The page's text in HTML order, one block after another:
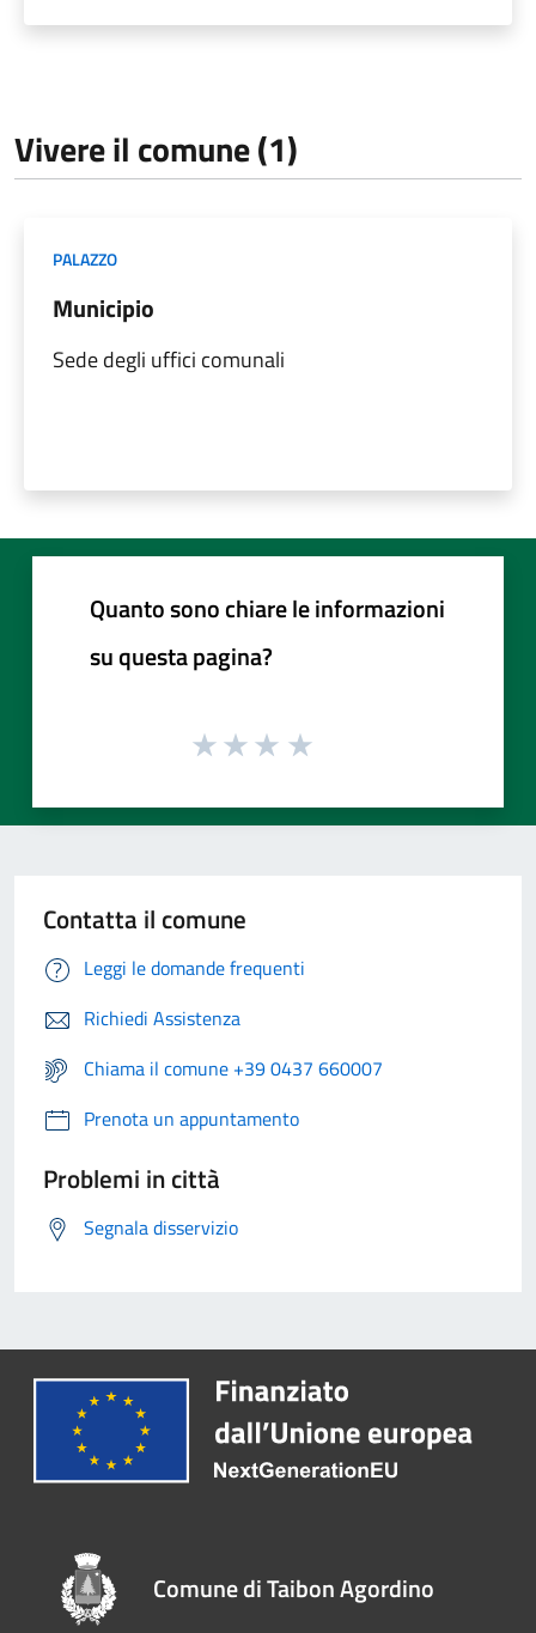
Vivere il comune (1)
PALAZZO
Municipio
Sede degli uffici comunali
Quanto sono chiare le informazioni
su questa pagina?
Contatta il comune
Leggi le domande frequenti
Richiedi Assistenza
Chiama il comune +39 0437 660007
Prenota un appuntamento
Problemi in città
Segnala disservizio
Comune di Taibon Agordino